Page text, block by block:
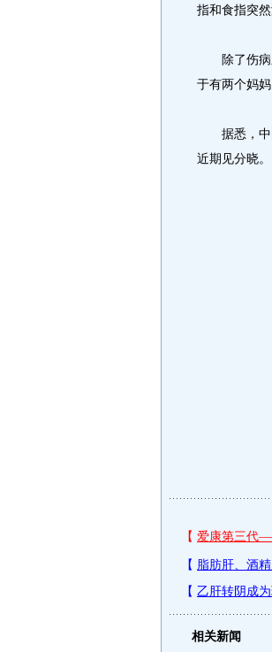
指和食指突
除了伤病之
于有两个妈
据悉，中国
近期见分晓
相关新闻